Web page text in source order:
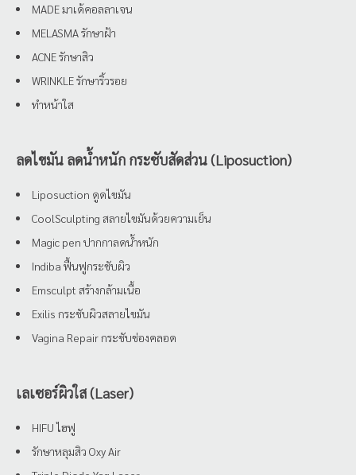
MADE มาเด้คอลลาเจน
MELASMA รักษาฝ้า
ACNE รักษาสิว
WRINKLE รักษาริ้วรอย
ทำหน้าใส
ลดไขมัน ลดน้ำหนัก กระชับสัดส่วน (Liposuction)
Liposuction ดูดไขมัน
CoolSculpting สลายไขมันด้วยความเย็น
Magic pen ปากกาลดน้ำหนัก
Indiba ฟื้นฟูกระชับผิว
Emsculpt สร้างกล้ามเนื้อ
Exilis กระชับผิวสลายไขมัน
Vagina Repair กระชับช่องคลอด
เลเซอร์ผิวใส (Laser)
HIFU ไฮฟู
รักษาหลุมสิว Oxy Air